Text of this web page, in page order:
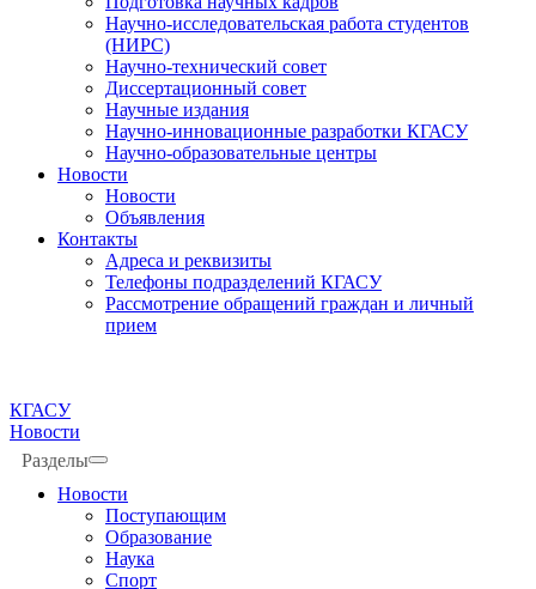
Научно-исследовательская работа студентов
(НИРС)
Научно-технический совет
Диссертационный совет
Научные издания
Научно-инновационные разработки КГАСУ
Научно-образовательные центры
Новости
Новости
Объявления
Контакты
Адреса и реквизиты
Телефоны подразделений КГАСУ
Рассмотрение обращений граждан и личный
прием
КГАСУ
Новости
Разделы
Новости
Поступающим
Образование
Наука
Спорт